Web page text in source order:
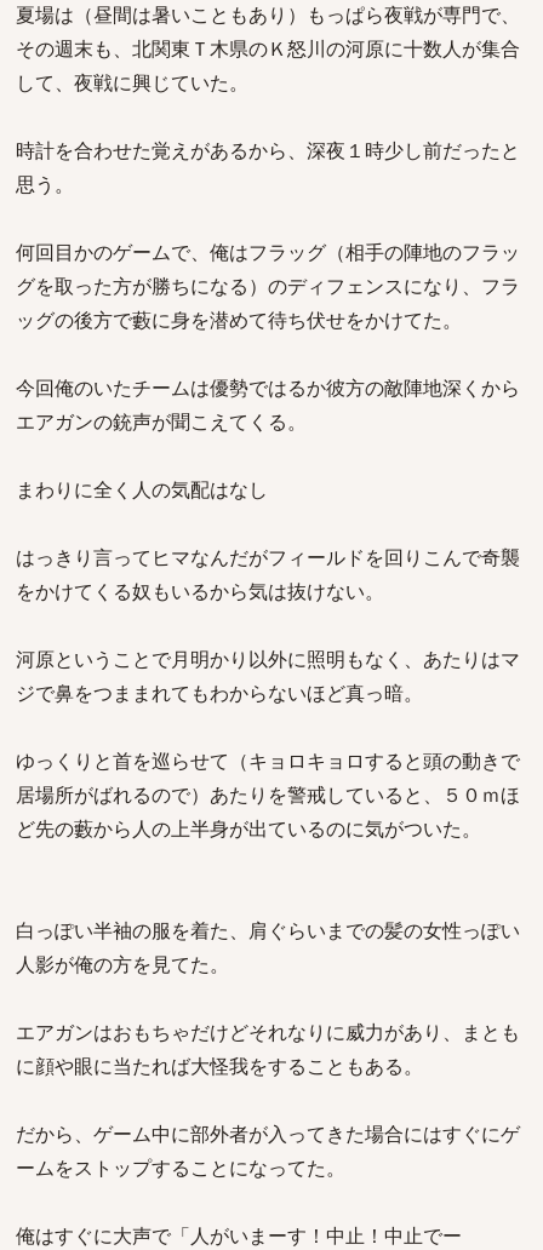
夏場は（昼間は暑いこともあり）もっぱら夜戦が専門で、
その週末も、北関東Ｔ木県のＫ怒川の河原に十数人が集合
して、夜戦に興じていた。
時計を合わせた覚えがあるから、深夜１時少し前だったと
思う。
何回目かのゲームで、俺はフラッグ（相手の陣地のフラッ
グを取った方が勝ちになる）のディフェンスになり、フラ
ッグの後方で藪に身を潜めて待ち伏せをかけてた。
今回俺のいたチームは優勢ではるか彼方の敵陣地深くから
エアガンの銃声が聞こえてくる。
まわりに全く人の気配はなし
はっきり言ってヒマなんだがフィールドを回りこんで奇襲
をかけてくる奴もいるから気は抜けない。
河原ということで月明かり以外に照明もなく、あたりはマ
ジで鼻をつままれてもわからないほど真っ暗。
ゆっくりと首を巡らせて（キョロキョロすると頭の動きで
居場所がばれるので）あたりを警戒していると、５０ｍほ
ど先の藪から人の上半身が出ているのに気がついた。
白っぽい半袖の服を着た、肩ぐらいまでの髪の女性っぽい
人影が俺の方を見てた。
エアガンはおもちゃだけどそれなりに威力があり、まとも
に顔や眼に当たれば大怪我をすることもある。
だから、ゲーム中に部外者が入ってきた場合にはすぐにゲ
ームをストップすることになってた。
俺はすぐに大声で「人がいまーす！中止！中止でー